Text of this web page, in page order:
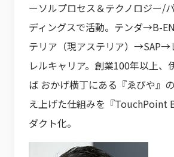
ーソルプロセス＆テクノロジー/
ディングスで活動。テンダ→B-
テリア（現アステリア）
レルキャリア。創業100年以上、
ば おかげ横丁にある『ゑびや』
え上げた仕組みを『TouchPoint
ダクト化。